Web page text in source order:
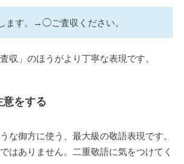
ます。→◯ご査収ください。
収」のほうがより丁寧な表現です。
をする
な御方に使う、最大級の敬語表現です。
はありません。二重敬語に気をつけてく